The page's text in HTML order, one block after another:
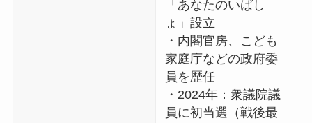
「あなたのいばし
ょ」設立
・内閣官房、こども
家庭庁などの政府委
員を歴任
・2024年：衆議院議
員に初当選（戦後最